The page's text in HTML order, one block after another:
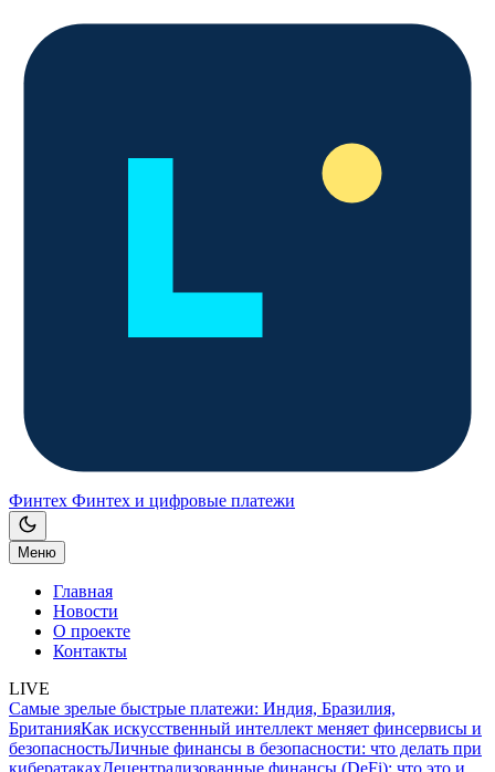
Финтех Финтех и цифровые платежи
Меню
Главная
Новости
О проекте
Контакты
LIVE
Самые зрелые быстрые платежи: Индия, Бразилия,
БританияКак искусственный интеллект меняет финсервисы и
безопасностьЛичные финансы в безопасности: что делать при
кибератакахДецентрализованные финансы (DeFi): что это и